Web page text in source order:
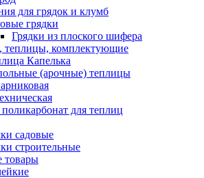
для грядок и клумб
грядки
Грядки из плоского шифера
теплицы, комплектующие
Капелька
(арочные) теплицы
для теплиц
садовые
строительные
товары